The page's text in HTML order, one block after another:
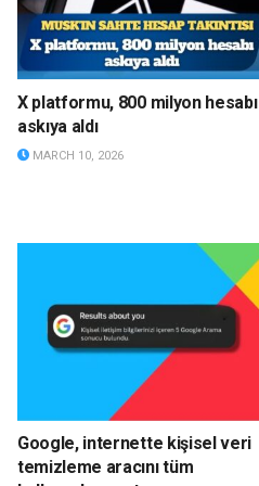
X platformu, 800 milyon hesabı
askıya aldı
MARCH 10, 2026
Google, internette kişisel veri
temizleme aracını tüm